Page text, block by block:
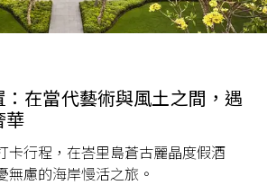
在當代藝術與風土之間，遇
華
卡行程，在峇里島蒼古麗晶度假酒
無慮的海岸慢活之旅。